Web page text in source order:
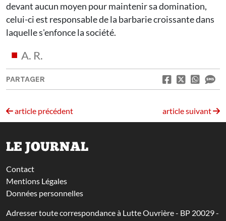
devant aucun moyen pour maintenir sa domination,
celui-ci est responsable de la barbarie croissante dans
laquelle s'enfonce la société.
A. R.
PARTAGER
article précédent article suivant
LE JOURNAL
Contact
Mentions Légales
Données personnelles
Adresser toute correspondance à Lutte Ouvrière - BP 20029 -